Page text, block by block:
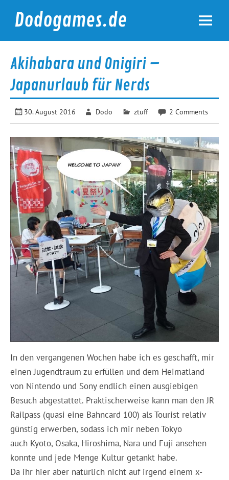
contentDodogames.de
Akihabara und Onigiri –
Japanurlaub für Nerds
30. August 2016 Dodo ztuff 2 Comments
In den vergangenen Wochen habe ich es geschafft, mir
einen Jugendtraum zu erfüllen und dem Heimatland
von Nintendo und Sony endlich einen ausgiebigen
Besuch abgestattet. Praktischerweise kann man den JR
Railpass (quasi eine Bahncard 100) als Tourist relativ
günstig erwerben, sodass ich mir neben Tokyo
auch Kyoto, Osaka, Hiroshima, Nara und Fuji ansehen
konnte und jede Menge Kultur getankt habe.
Da ihr hier aber natürlich nicht auf irgend einem x-